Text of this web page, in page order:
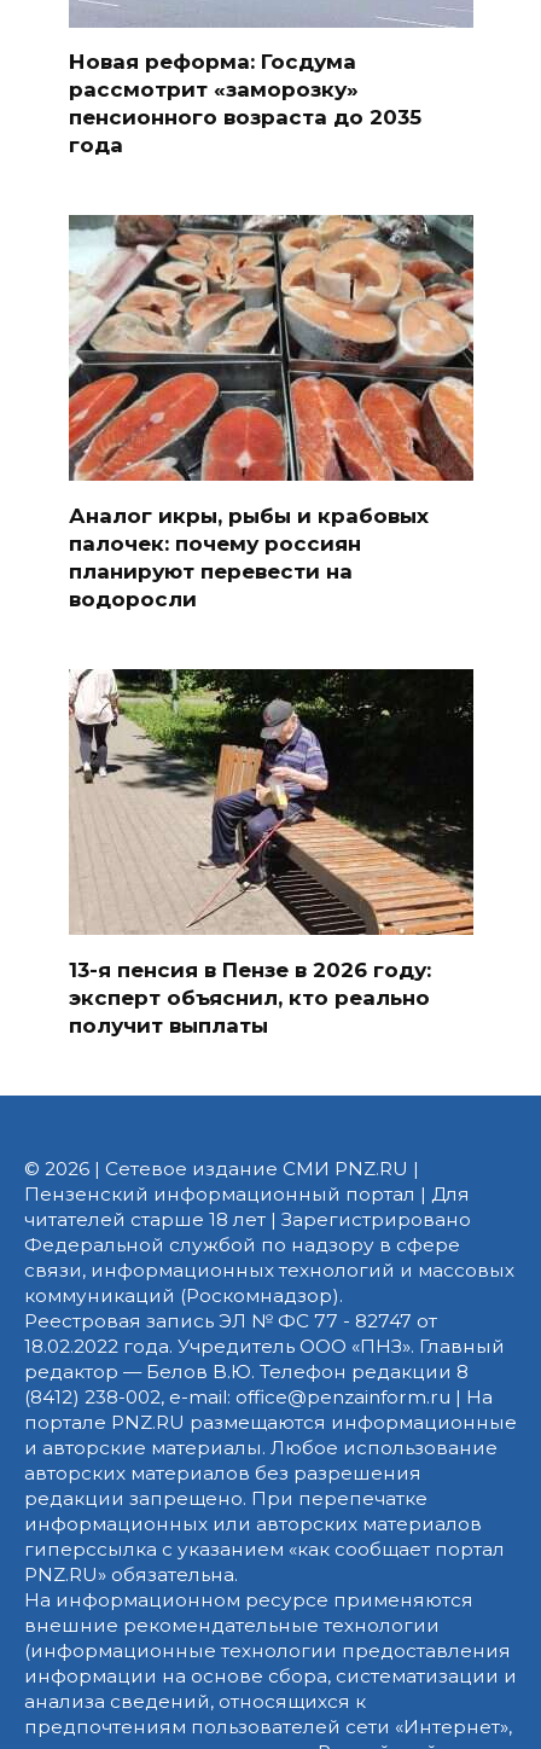
Новая реформа: Госдума
рассмотрит «заморозку»
пенсионного возраста до 2035
года
Аналог икры, рыбы и крабовых
палочек: почему россиян
планируют перевести на
водоросли
13-я пенсия в Пензе в 2026 году:
эксперт объяснил, кто реально
получит выплаты
© 2026 | Сетевое издание СМИ PNZ.RU |
Пензенский информационный портал | Для
читателей старше 18 лет | Зарегистрировано
Федеральной службой по надзору в сфере
связи, информационных технологий и массовых
коммуникаций (Роскомнадзор).
Реестровая запись ЭЛ № ФС 77 - 82747 от
18.02.2022 года. Учредитель ООО «ПНЗ». Главный
редактор — Белов В.Ю. Телефон редакции 8
(8412) 238-002, e-mail: office@penzainform.ru | На
портале PNZ.RU размещаются информационные
и авторские материалы. Любое использование
авторских материалов без разрешения
редакции запрещено. При перепечатке
информационных или авторских материалов
гиперссылка с указанием «как сообщает портал
PNZ.RU» обязательна.
На информационном ресурсе применяются
внешние рекомендательные технологии
(информационные технологии предоставления
информации на основе сбора, систематизации и
анализа сведений, относящихся к
предпочтениям пользователей сети «Интернет»,